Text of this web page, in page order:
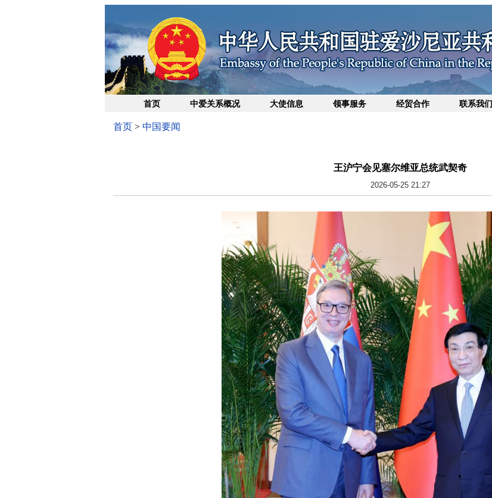
首页 中爱关系概况 大使信息 领事服务 经贸合作 联系我们
首页 > 中国要闻
王沪宁会见塞尔维亚总统武契奇
2026-05-25 21:27